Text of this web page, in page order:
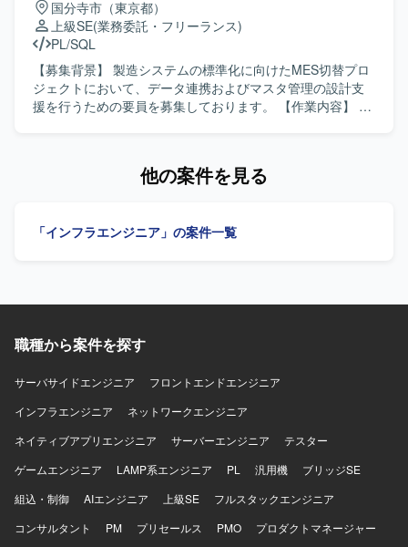
環境構築・運用を行う開発環境となっております。
理表、スケジュール表など各種管理資料の整備・更新、ベ
ンダー比較表・見積比較表の作成および更新、社内説明資
料や会議アジェンダの作成支援を行っていただきます。開
発ベンダーとの打合せに参加し、提案内容および見積内容
のレビューや論点整理を行いながら、社内関係者との合意
形成をサポートしていただきます。 【求める人物像】 発注
や論点整理ができる方、ステークホルダーとのコミュニケ
理などの実務を厭わず、細やかなタスク管理を継続的に行
経験を深めることができます。ECと業務システム・基幹シ
とシステム理解の両面でスキルアップが可能です。また、
レゼンテーションや意思決定支援の経験も積んでいただけ
活用しながら、各種管理表や資料の作成・更新を行ってい
ただく想定です。詳細なシステム環境については、ベンダ
ー選定後に確定していく計画です。
国分寺市（東京都）
上級SE(業務委託・フリーランス)
PL/SQL
【募集背景】 製造システムの標準化に向けたMES切替プロ
ジェクトにおいて、データ連携およびマスタ管理の設計支
援を行うための要員を募集しております。 【作業内容】 川
と周辺システム間のデータ連携設計、各種コンバーター
援、システム設計書作成などを行っていただきます。 【求
ンの魅力】 MES切替という基幹領域のプロジェクトにおい
から設計までを一貫して担当できるため、製造システムに
境】 IBM系MES「SiView」を中心とした製造システム環境
ル設計、マスタ管理設計などの業務に携わっていただきま
す。
他の案件を見る
「インフラエンジニア」の案件一覧
職種から案件を探す
サーバサイドエンジニア
フロントエンドエンジニア
インフラエンジニア
ネットワークエンジニア
ネイティブアプリエンジニア
サーバーエンジニア
テスター
ゲームエンジニア
LAMP系エンジニア PL 汎用機
ブリッジSE
組込・制御
AIエンジニア 上級SE
フルスタックエンジニア
コンサルタント
PM プリセールス PMO
プロダクトマネージャー